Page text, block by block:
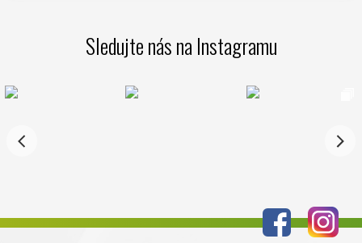
Sledujte nás na Instagramu